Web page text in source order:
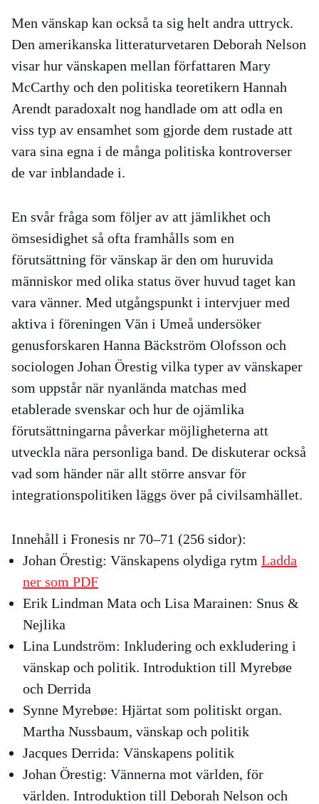
Men vänskap kan också ta sig helt andra uttryck.
Den amerikanska litteraturvetaren Deborah Nelson
visar hur vänskapen mellan författaren Mary
McCarthy och den politiska teoretikern Hannah
Arendt paradoxalt nog handlade om att odla en
viss typ av ensamhet som gjorde dem rustade att
vara sina egna i de många politiska kontroverser
de var inblandade i.
En svår fråga som följer av att jämlikhet och
ömsesidighet så ofta framhålls som en
förutsättning för vänskap är den om huruvida
människor med olika status över huvud taget kan
vara vänner. Med utgångspunkt i intervjuer med
aktiva i föreningen Vän i Umeå undersöker
genusforskaren Hanna Bäckström Olofsson och
sociologen Johan Örestig vilka typer av vänskaper
som uppstår när nyanlända matchas med
etablerade svenskar och hur de ojämlika
förutsättningarna påverkar möjligheterna att
utveckla nära personliga band. De diskuterar också
vad som händer när allt större ansvar för
integrationspolitiken läggs över på civilsamhället.
Innehåll i Fronesis nr 70–71 (256 sidor):
Johan Örestig: Vänskapens olydiga rytm Ladda
ner som PDF
Erik Lindman Mata och Lisa Marainen: Snus &
Nejlika
Lina Lundström: Inkludering och exkludering i
vänskap och politik. Introduktion till Myrebøe
och Derrida
Synne Myrebøe: Hjärtat som politiskt organ.
Martha Nussbaum, vänskap och politik
Jacques Derrida: Vänskapens politik
Johan Örestig: Vännerna mot världen, för
världen. Introduktion till Deborah Nelson och